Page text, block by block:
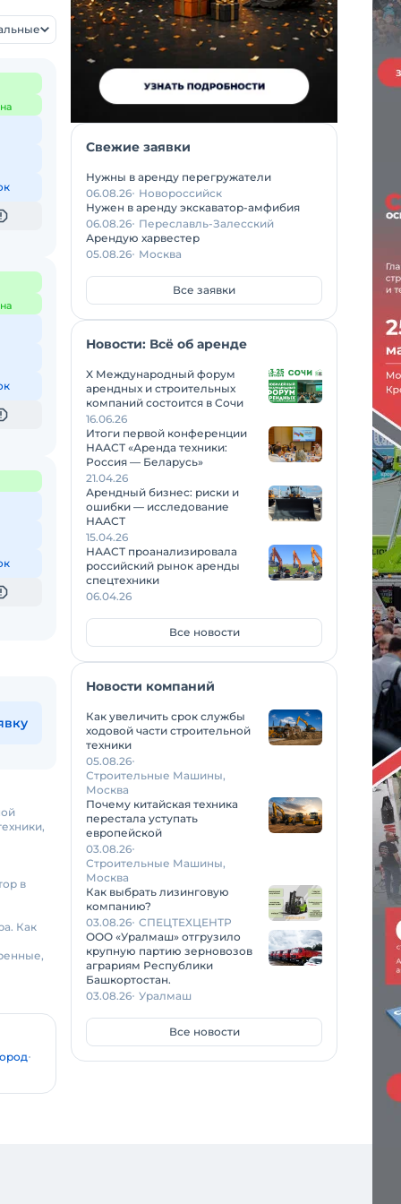
в
Как
Свежие заявки
Нужны в аренду перегружатели
06.08.26 Новороссийск
Нужен в аренду экскаватор-амфибия
06.08.26 Переславль-Залесский
Арендую харвестер
05.08.26 Москва
Все заявки
Новости: Всё об аренде
X Международный форум
арендных и строительных
компаний состоится в Сочи
16.06.26
Итоги первой конференции
НААСТ «Аренда техники:
Россия — Беларусь»
21.04.26
Арендный бизнес: риски и
ошибки — исследование
НААСТ
15.04.26
НААСТ проанализировала
российский рынок аренды
спецтехники
06.04.26
Все новости
Новости компаний
Как увеличить срок службы
ходовой части строительной
техники
05.08.26
Строительные Машины,
Москва
Почему китайская техника
перестала уступать
европейской
03.08.26
Строительные Машины,
Москва
Как выбрать лизинговую
компанию?
03.08.26 СПЕЦТЕХЦЕНТР
ООО «Уралмаш» отгрузило
крупную партию зерновозов
аграриям Республики
Башкортостан.
03.08.26 Уралмаш
Все новости